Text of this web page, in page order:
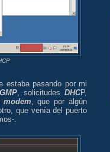
estaba pasando por mi
, solicitudesDHCP,
modem , que por algún
que venía del puerto
.